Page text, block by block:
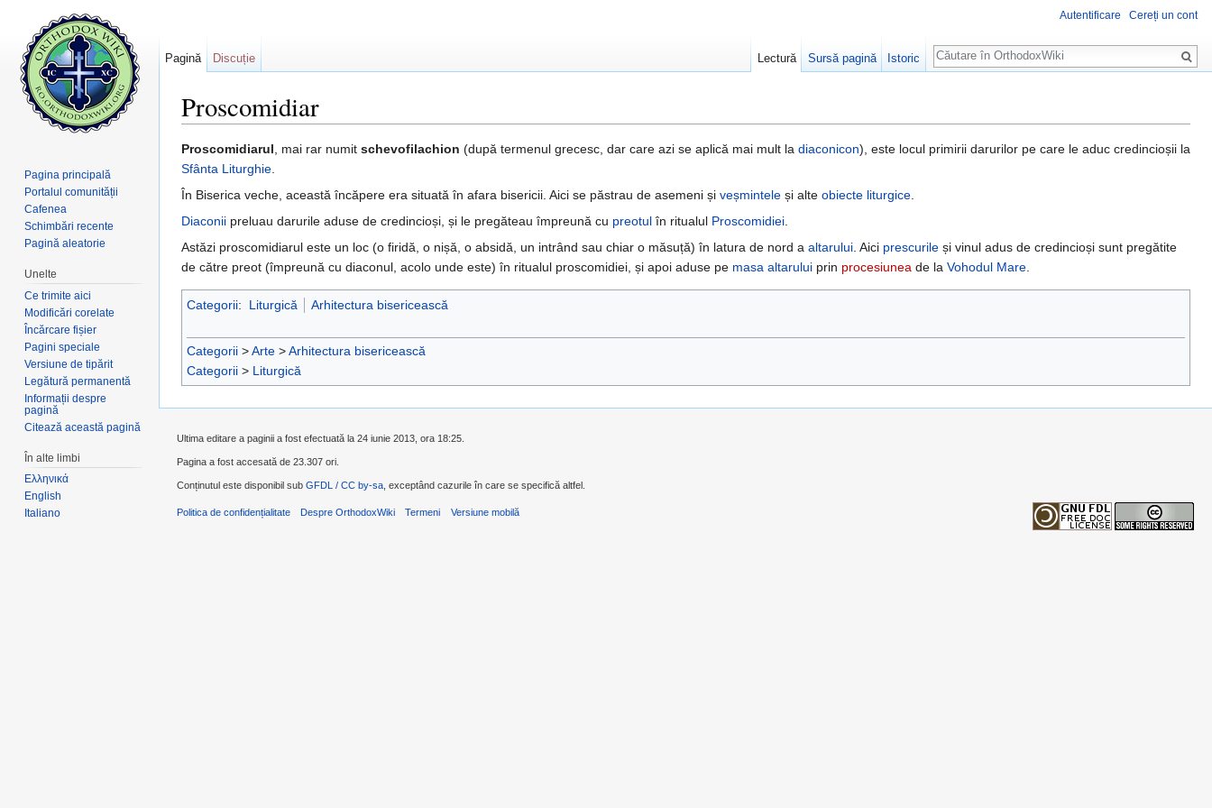
Proscomidiar
Proscomidiarul, mai rar numit schevofilachion (după termenul grecesc, dar care azi se aplică mai mult la diaconicon), este locul primirii darurilor pe care le aduc credincioșii la
Sfânta Liturghie.
În Biserica veche, această încăpere era situată în afara bisericii. Aici se păstrau de asemeni și veșmintele și alte obiecte liturgice.
Diaconii preluau darurile aduse de credincioși, și le pregăteau împreună cu preotul în ritualul Proscomidiei.
Astăzi proscomidiarul este un loc (o firidă, o nișă, o absidă, un intrând sau chiar o măsuță) în latura de nord a altarului. Aici prescurile și vinul adus de credincioși sunt pregătite
de către preot (împreună cu diaconul, acolo unde este) în ritualul proscomidiei, și apoi aduse pe masa altarului prin procesiunea de la Vohodul Mare.
Categorii: Liturgică Arhitectura bisericească
Categorii >Arte >Arhitectura bisericească
Categorii > Liturgică
Autentificare Cereți un cont
Pagină Discuție Lectură Sursă pagină Istoric
Căutare
Pagina principală
Portalul comunității
Cafenea
Schimbări recente
Pagină aleatorie
Unelte
Ce trimite aici
Modificări corelate
Încărcare fișier
Pagini speciale
Versiune de tipărit
Legătură permanentă
Informații despre
pagină
Citează această pagină
În alte limbi
Ελληνικά
English
Italiano
Ultima editare a paginii a fost efectuată la 24 iunie 2013, ora 18:25.
Pagina a fost accesată de 23.307 ori.
Conținutul este disponibil sub GFDL / CC by-sa , exceptând cazurile în care se specifică altfel.
Politica de confidențialitate Despre OrthodoxWiki Termeni Versiune mobilă